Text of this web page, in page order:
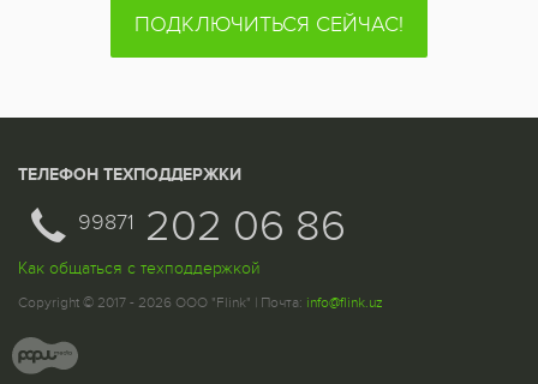
ПОДКЛЮЧИТЬСЯ СЕЙЧАС!
ТЕЛЕФОН ТЕХПОДДЕРЖКИ
99871 202 06 86
Как общаться с техподдержкой
Copyright © 2017 - 2026 ООО "Flink" | Почта: info@flink.uz